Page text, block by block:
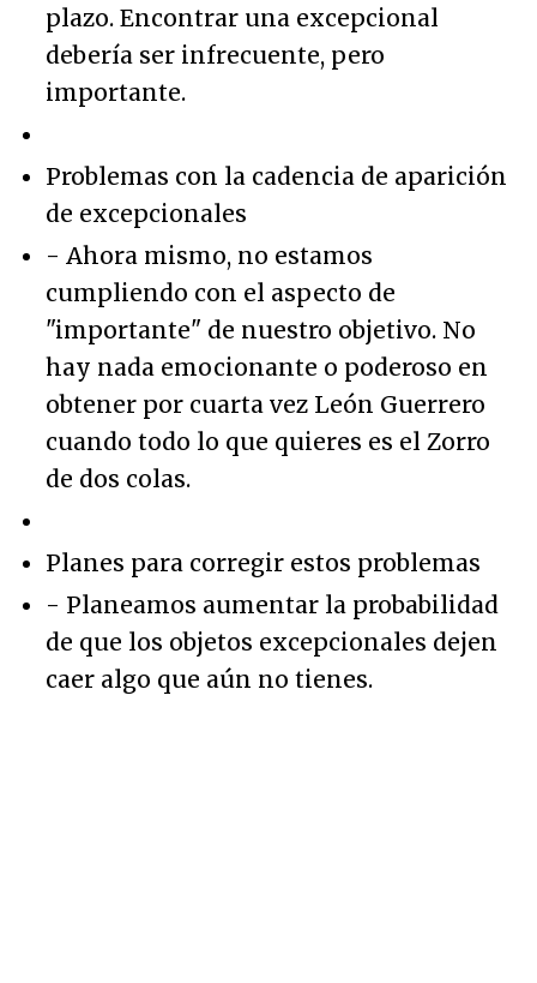
plazo. Encontrar una excepcional
debería ser infrecuente, pero
importante.
Problemas con la cadencia de aparición
de excepcionales
- Ahora mismo, no estamos
cumpliendo con el aspecto de
"importante" de nuestro objetivo. No
hay nada emocionante o poderoso en
obtener por cuarta vez León Guerrero
cuando todo lo que quieres es el Zorro
de dos colas.
Planes para corregir estos problemas
- Planeamos aumentar la probabilidad
de que los objetos excepcionales dejen
caer algo que aún no tienes.